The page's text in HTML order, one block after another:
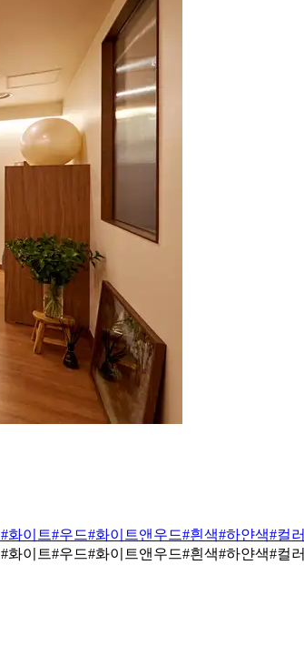
#화이트#우드#화이트앤우드#흰색#하얀색#컬러
#화이트#우드#화이트앤우드#흰색#하얀색#컬러